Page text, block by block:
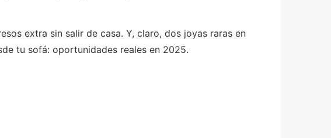
extra sin salir de casa. Y, claro, dos joyas raras en
tu sofá: oportunidades reales en 2025.